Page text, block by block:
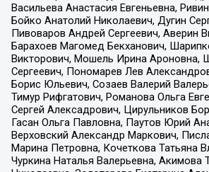
Васильева Анастасия Евгеньевна,
Бойко Анатолий Николаевич, Дугин
Пивоваров Андрей Сергеевич, Аверин
Барахоев Магомед Бекханович,
Викторович, Мошель Ирина Ароновна,
Сергеевич, Пономарев Лев
Борис Юльевич, Созаев Валерий
Тимур Рифгатович, Романова Ольга
Сергей Алексадрович, Цирульников
Гасан Ольга Павловна, Паутов Юрий
Верховский Александр Маркович,
Марина Петровна, Кочеткова Татьяна
Чуркина Наталья Валерьевна, Акимова